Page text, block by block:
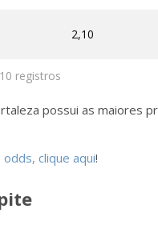
2,10
registros
possui as maiores
clique aqui!